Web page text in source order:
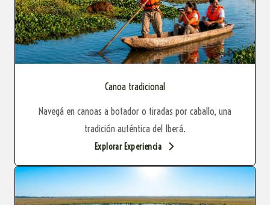
Canoa tradicional
Navegá en canoas a botador o tiradas por caballo, una
tradición auténtica del Iberá.
Explorar Experiencia